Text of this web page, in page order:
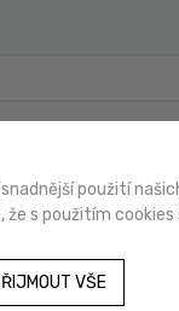
POPRVÉ?
použití
s použitím cookies
VŠE